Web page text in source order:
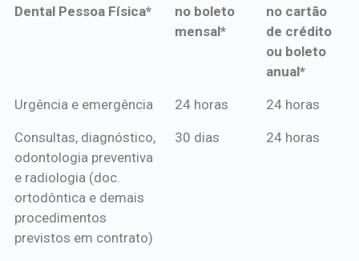
Dental Pessoa Física*
no boleto
mensal*
no cartão
de crédito
ou boleto
anual*
*Procedimentos Amil
*Pagamento
mensal*
*Pagamento
de crédito
Urgência e emergência 24 horas 24 horas
Consultas, diagnóstico,
odontologia preventiva
e radiologia (doc.
ortodôntica e demais
procedimentos
previstos em contrato)
30 dias 24 horas